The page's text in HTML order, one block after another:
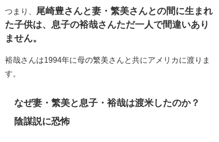
つまり、
尾崎豊さんと妻・繁美さんとの間に生まれ
た子供は、息子の裕哉さんただ一人で間違いあり
ません。
裕哉さんは1994年に母の繁美さんと共にアメリカに渡りま
す。
なぜ妻・繁美と息子・裕哉は渡米したのか？
陰謀説に恐怖